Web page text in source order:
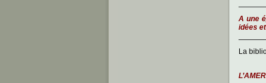
A une
idées
La